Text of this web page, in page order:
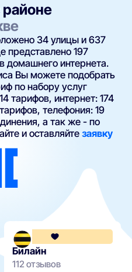
районе
34 улицы и 637
представлено 197
домашнего интернета.
Вы можете подобрать
по набору услуг
тарифов, интернет: 174
телефония: 19
а так же - по
и оставляйтезаявку
Билайн
112 отзывов